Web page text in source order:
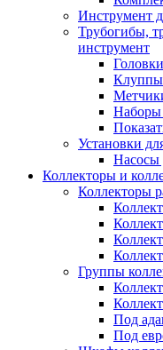
Инструмент
Трубогибы,
инструмент
Клуппы
Наборы
Установки
Насосы
Коллекторы и
Коллекторы
Группы
Под
Под